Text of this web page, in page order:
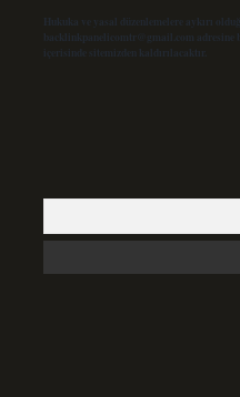
Hukuka ve yasal düzenlemelere aykırı
backlinkpanelicomtr@gmail.com
içerisinde sitemizden kaldırılacaktır.